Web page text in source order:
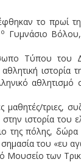
το πρωί
ο
Γυμνάσιο
Τύπου του
τριες,
ιστορία του
της πόλης,
του «ευ
Μουσείο των